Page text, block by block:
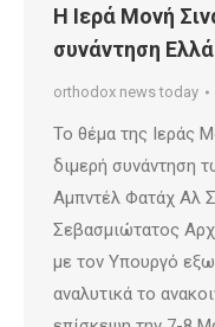
Η Ιερά Μονή
συνάντηση
orthodox news today
Το θέμα της Ιεράς
διμερή συνάντηση
Αμπντέλ Φατάχ Αλ
Σεβασμιώτατος
με τον Υπουργό
αναλυτικά το